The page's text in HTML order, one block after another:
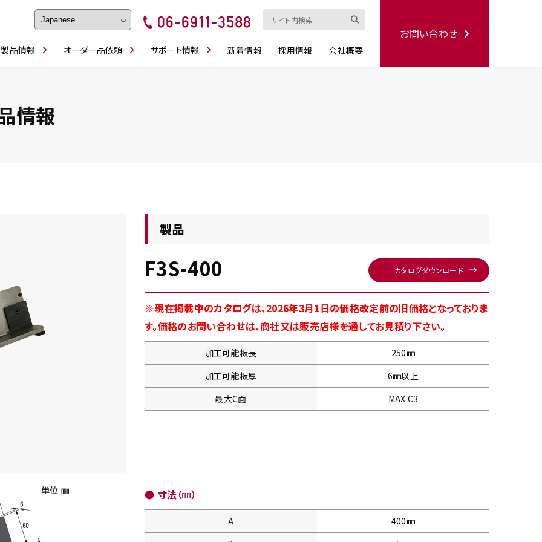
製品情報
シリーズ
オーダー品依頼
フェイス・ショルダーシリーズ 磨きの鬼
サポート情報
新着情報 採用情報 会社概要
お問い合わせ
情報
製品
F3S-400 カタログダウンロード
※現在掲載中のカタログは、2026年3月1日の価格改定前の旧価格となっておりま
す。価格のお問い合わせは、商社又は販売店様を通してお見積り下さい。
加工可能板長
250㎜
加工可能板厚
6㎜以上
最大C面
MAX C3
● 寸法（㎜）
A
400㎜